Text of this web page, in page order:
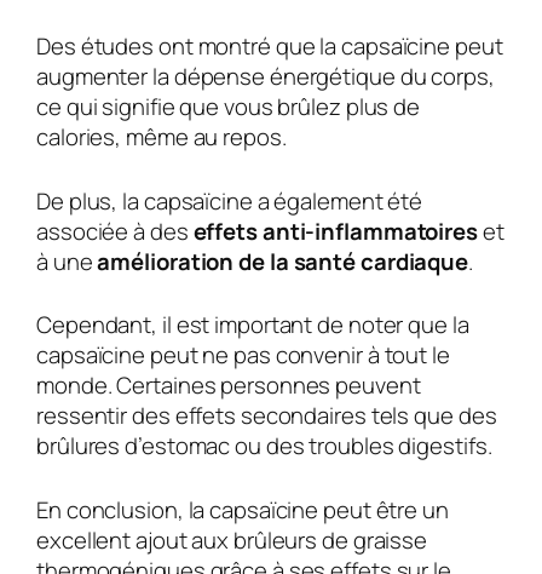
Des études ont montré que la capsaïcine peut
augmenter la dépense énergétique du corps,
ce qui signifie que vous brûlez plus de
calories, même au repos.
De plus, la capsaïcine a également été
associée à deseffets anti-inflammatoireset
à uneamélioration de la santé cardiaque.
Cependant, il est important de noter que la
capsaïcine peut ne pas convenir à tout le
monde. Certaines personnes peuvent
ressentir des effets secondaires tels que des
brûlures d’estomac ou des troubles digestifs.
En conclusion, la capsaïcine peut être un
excellent ajout aux brûleurs de graisse